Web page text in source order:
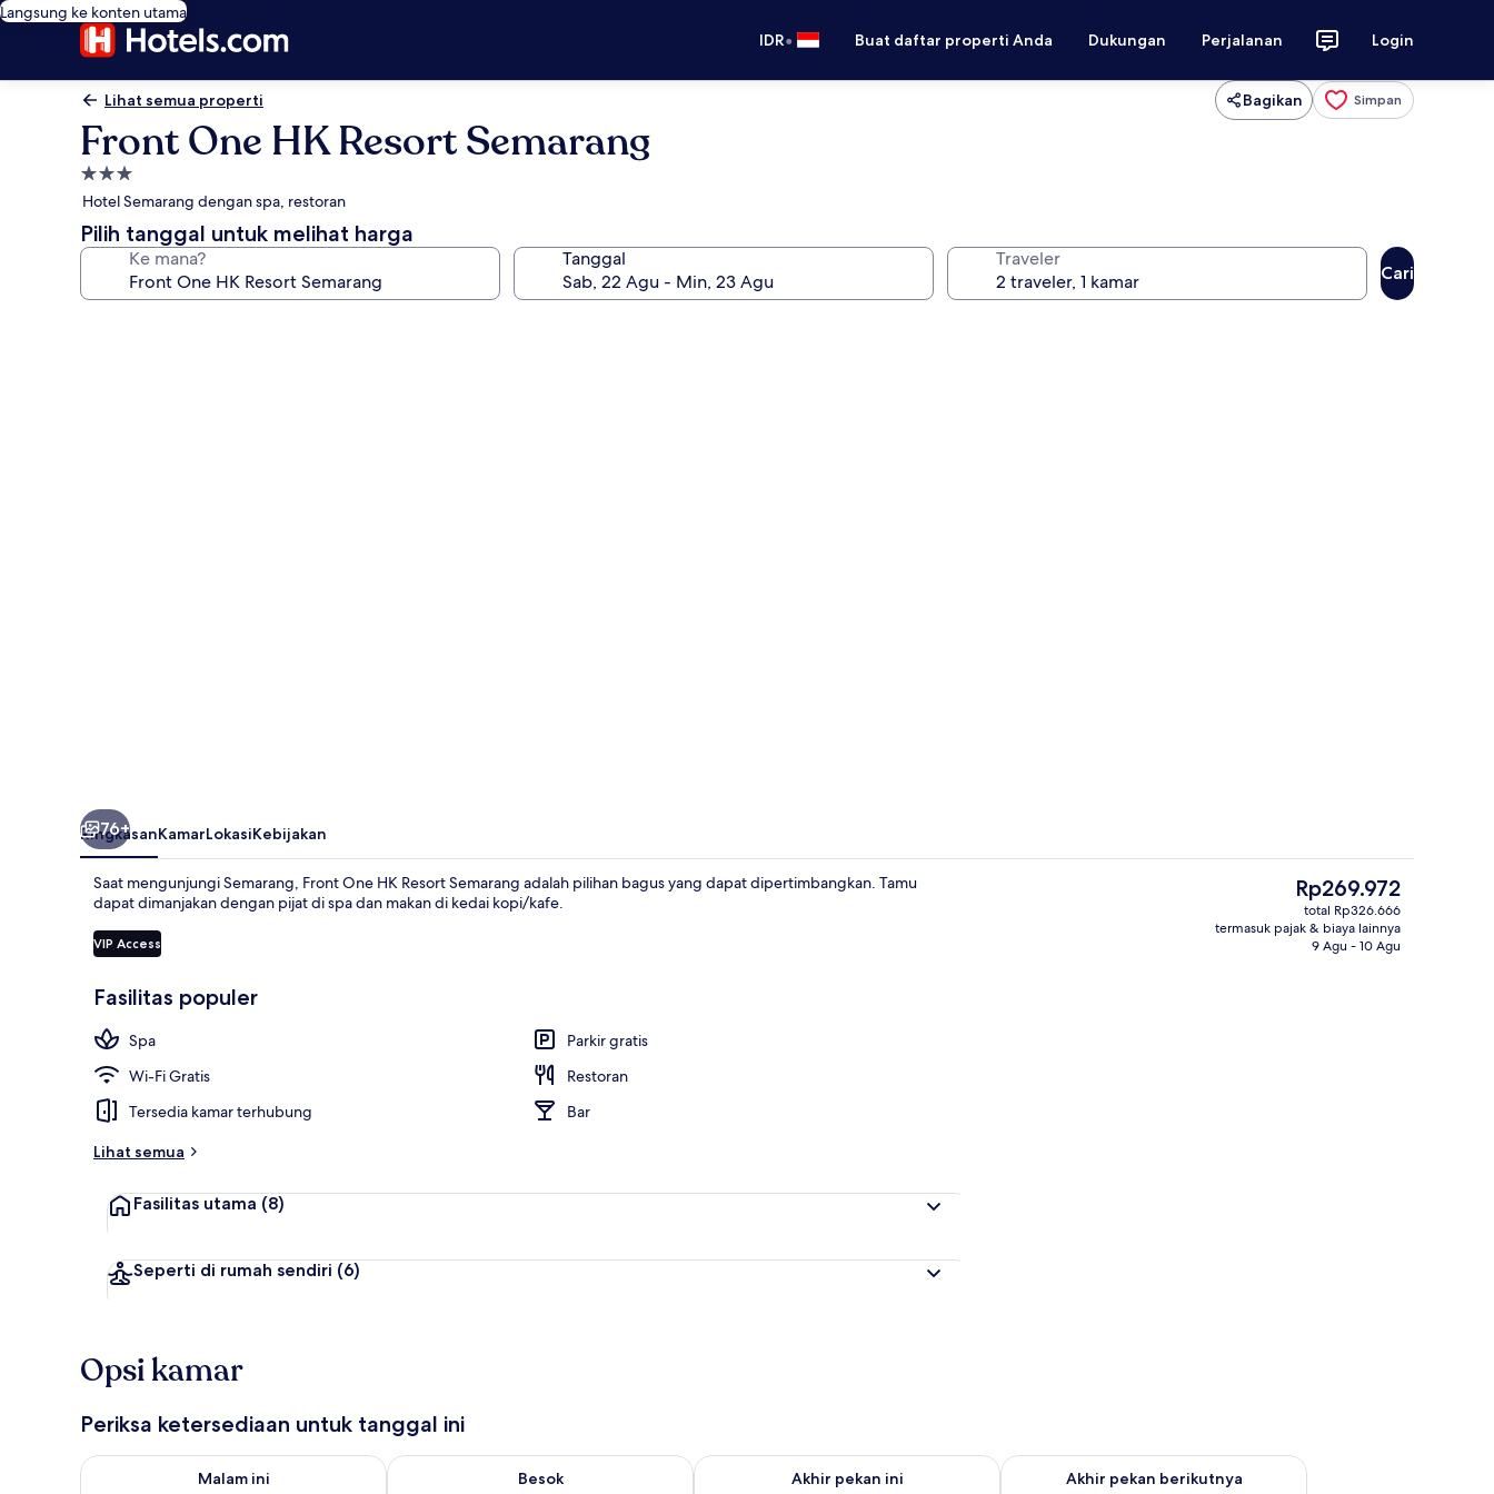
Langsung ke konten utama
IDR• Buat daftar properti Anda Dukungan Perjalanan Login
Lihat semua properti Bagikan Simpan
Front One HK Resort Semarang
Properti
bintang
3.0
Hotel Semarang dengan spa, restoran
Pilih tanggal untuk melihat harga
Ke mana? Tanggal Traveler
Cari
Kamar Junior, Bebas Asap Rokok |
76+
RingkasanKamarLokasiKebijakan
Saat mengunjungi Semarang, Front One HK Resort Semarang adalah pilihan bagus yang dapat dipertimbangkan. Tamu
dapat dimanjakan dengan pijat di spa dan makan di kedai kopi/kafe.
VIP Access
Fasilitas populer
Spa
Parkir gratis
Wi-Fi Gratis
Restoran
Tersedia kamar terhubung
Bar
Lihat semua
Fasilitas utama (8)
Seperti di rumah sendiri (6)
Harga
saat
ini
Rp269.972
Rp269.972
total Rp326.666
termasuk pajak & biaya lainnya
9 Agu - 10 Agu
Opsi kamar
Periksa ketersediaan untuk tanggal ini
Malam ini
Periksa ketersediaan untuk malam ini Agu 8 - Agu 9
Besok
Periksa ketersediaan untuk besok Agu 9 - Agu 10
Akhir pekan ini
Periksa ketersediaan untuk akhir pekan ini Agu 14 - Agu 16
Akhir pekan berikutnya
Periksa ketersediaan untuk akhir pekan berikutnya Agu 21 -